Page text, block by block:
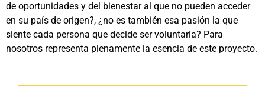
de oportunidades y del bienestar al que no pueden acceder
en su país de origen?, ¿no es también esa pasión la que
siente cada persona que decide ser voluntaria? Para
nosotros representa plenamente la esencia de este proyecto.